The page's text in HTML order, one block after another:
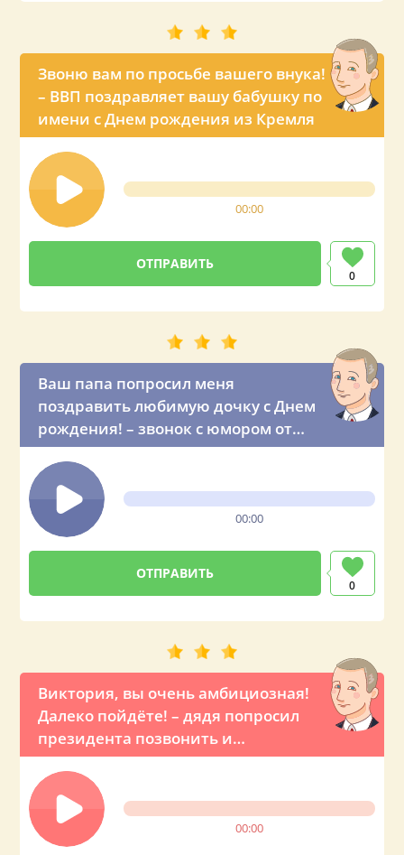
Звоню вам по просьбе вашего внука!
– ВВП поздравляет вашу бабушку по
имени с Днем рождения из Кремля
00:00
0
Ваш папа попросил меня
поздравить любимую дочку с Днем
рождения! – звонок с юмором от
президента России
00:00
0
Виктория, вы очень амбициозная!
Далеко пойдёте! – дядя попросил
президента позвонить и
оригинально поздравить свою
племянницу с ДР
00:00